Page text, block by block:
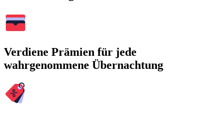
Verdiene Prämien für jede
wahrgenommene Übernachtung